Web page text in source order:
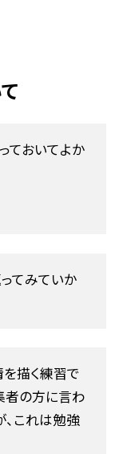
ておいてよか
てみていか
描く練習で
者の方に言わ
これは勉強